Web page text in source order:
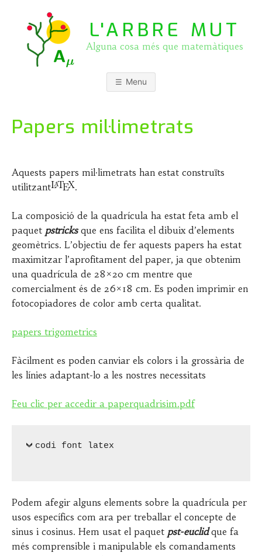
L'ARBRE MUT
Alguna cosa més que matemàtiques
Menu
Papers mil·limetrats
s
t
d
o
n
2
5
A
R
Ç
0
0
J
O
E
P
A
S
Q
A
L
S
U
A
Aquests papers mil·limetrats han estat construïts
utilitzant
.
La composició de la quadrícula ha estat feta amb el
paquet pstricksque ens facilita el dibuix d’elements
geomètrics. L’objectiu de fer aquests papers ha estat
maximitzar l’aprofitament del paper, ja que obtenim
una quadrícula de 28×20 cm mentre que
comercialment és de 26×18 cm. Es poden imprimir en
fotocopiadores de color amb certa qualitat.
papers trigometrics
Fàcilment es poden canviar els colors i la grossària de
les línies adaptant-lo a les nostres necessitats
Feu clic per accedir a paperquadrisim.pdf
codi font latex
Podem afegir alguns elements sobre la quadrícula per
usos específics com ara per treballar el concepte de
sinus i cosinus. Hem usat el paquet pst-euclid que fa
més comprensible i manipulable els comandaments